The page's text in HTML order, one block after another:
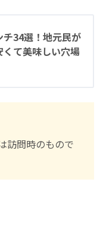
34選！地元民が
て美味しい穴場
訪問時のもので